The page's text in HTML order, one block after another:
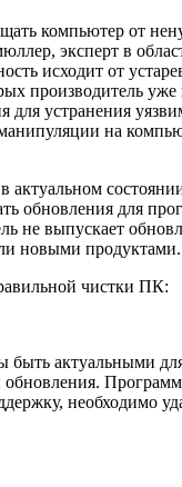
компьютер от
эксперт в
исходит от
производитель уже
для устранения
на
актуальном
обновления для
не выпускает
новыми продуктами.
чистки ПК:
актуальными
обновления.
необходимо